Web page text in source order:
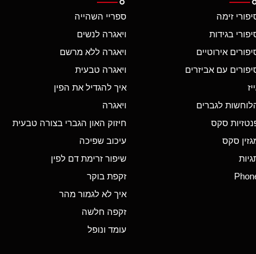
זימה
בגידות
אירוטיים
עם אביזרים
לגברים
סקס
סקס
ספריי השהייה
ויאגרה לנשים
ויאגרה ללא מרשם
ויאגרה טבעית
איך להגדיל את הפין
ויאגרה
חיזוק האון הגברי בצורה טבעית
עיכוב שפיכה
שיפור זרימת דם לפין
זקפת בוקר
איך לא לגמור מהר
זקפה חלשה
עומד ונופל